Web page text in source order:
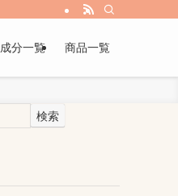
成分一覧 商品一覧
検索